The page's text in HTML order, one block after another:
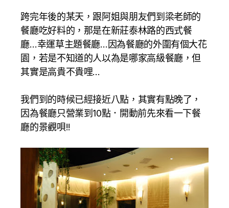
跨完年後的某天，跟阿姐與朋友們到梁老師的
餐廳吃好料的，那是在新莊泰林路的西式餐
廳…幸運草主題餐廳…因為餐廳的外圍有個大花
園，若是不知道的人以為是哪家高級餐廳，但
其實是高貴不貴哩…
我們到的時候已經接近八點，其實有點晚了，
因為餐廳只營業到10點．開動前先來看一下餐
廳的景觀唄!!